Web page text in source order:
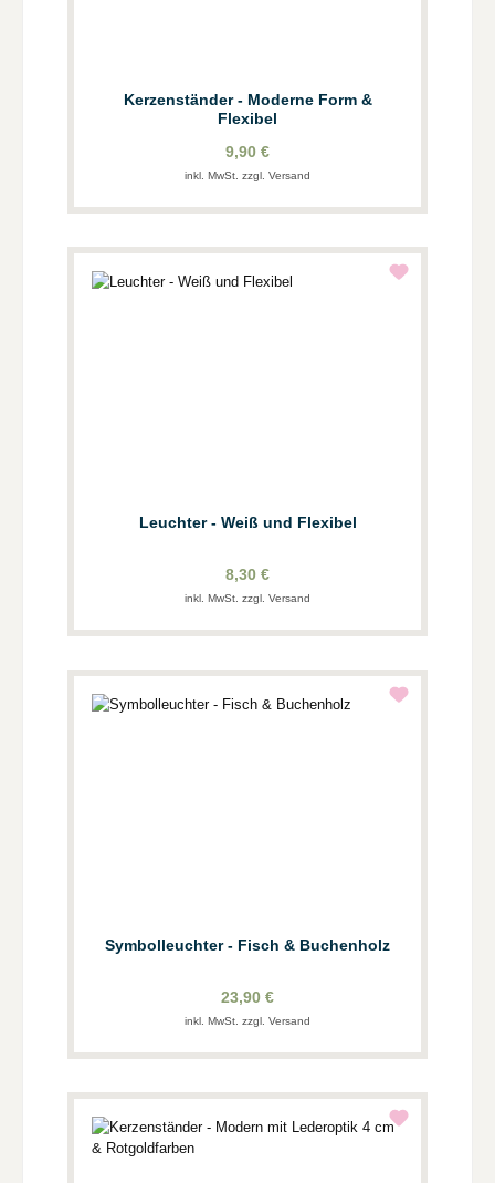
Kerzenständer - Moderne Form &
Flexibel
9,90 €
inkl. MwSt. zzgl. Versand
Leuchter - Weiß und Flexibel
8,30 €
inkl. MwSt. zzgl. Versand
Symbolleuchter - Fisch & Buchenholz
23,90 €
inkl. MwSt. zzgl. Versand